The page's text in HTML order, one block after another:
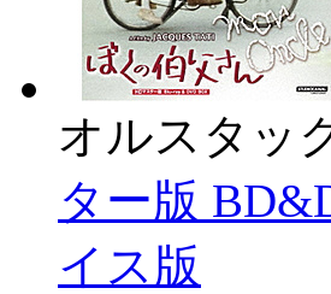
オルスタッ
ター版
イス版